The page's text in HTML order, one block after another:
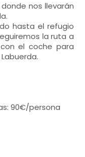
nos llevarán
hasta el refugio
la ruta a
el coche para
90€/persona